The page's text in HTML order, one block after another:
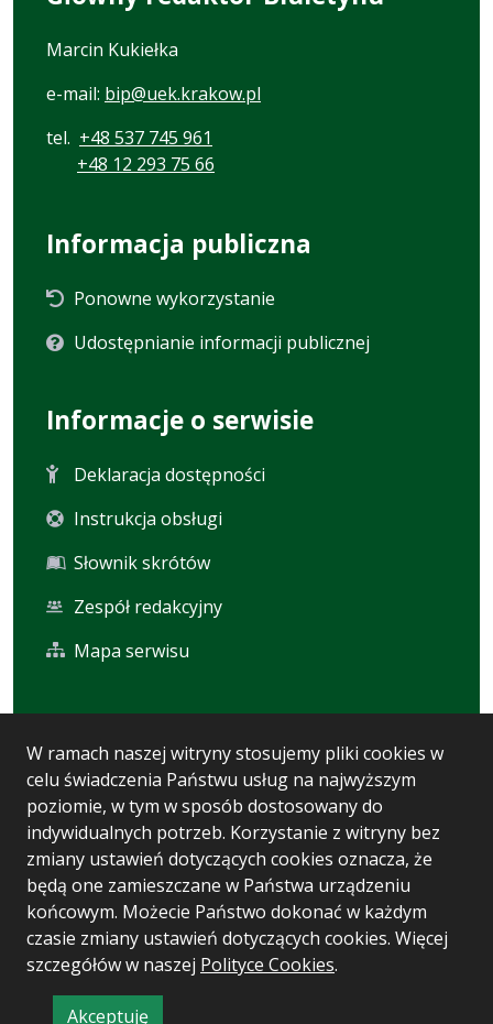
W ramach naszej witryny stosujemy pliki cookies w
celu świadczenia Państwu usług na najwyższym
poziomie, w tym w sposób dostosowany do
indywidualnych potrzeb. Korzystanie z witryny bez
zmiany ustawień dotyczących cookies oznacza, że
będą one zamieszczane w Państwa urządzeniu
końcowym. Możecie Państwo dokonać w każdym
czasie zmiany ustawień dotyczących cookies. Więcej
szczegółów w naszej Polityce Cookies.
Akceptuję
Marcin Kukiełka
e-mail: bip@uek.krakow.pl
tel. +48 537 745 961
+48 12 293 75 66
Informacja publiczna
Ponowne wykorzystanie
Udostępnianie informacji publicznej
Informacje o serwisie
Deklaracja dostępności
Instrukcja obsługi
Słownik skrótów
Zespół redakcyjny
Mapa serwisu
Statystyki oglądalności
Ostatnio dodane
Polityka prywatności
Wersja systemu: 5.7.0 [93]
Ostatnia aktualizacja BIP: 10.08.2026 10:35